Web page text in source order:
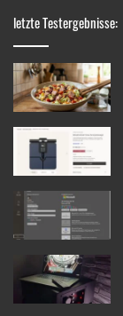
letzte Testergebnisse: